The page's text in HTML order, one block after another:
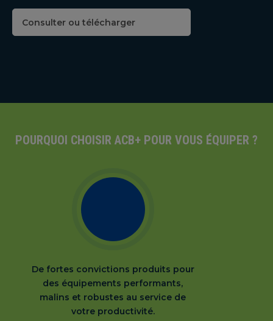
Consulter ou télécharger
POURQUOI CHOISIR ACB+ POUR VOUS ÉQUIPER ?
De fortes convictions produits pour
des équipements performants,
malins et robustes au service de
votre productivité.